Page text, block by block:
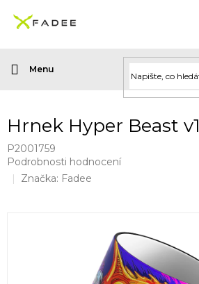
obsah
Hrnek Hyper Beast v1
P2001759
Průměrné
hodnocení
Podrobnosti hodnocení
Značka: Fadee